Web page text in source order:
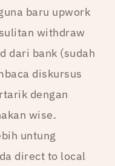
baru upwork
withdraw
dari bank (sudah
diskursus
dengan
wise.
untung
direct to local